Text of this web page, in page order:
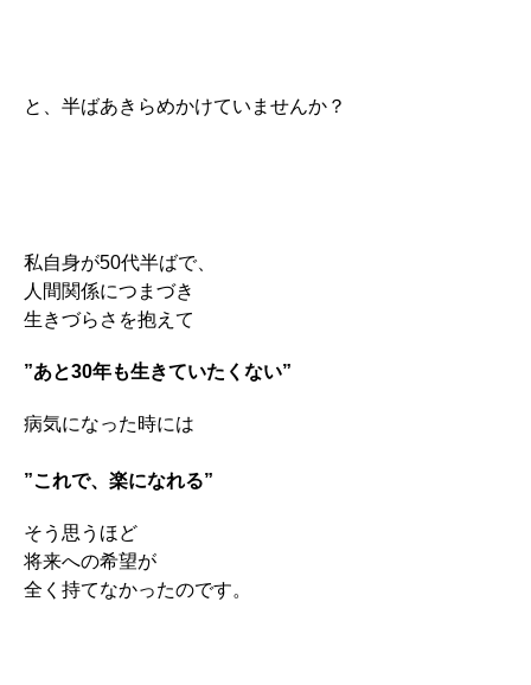
と、半ばあきらめかけていませんか？
私自身が50代半ばで、
人間関係につまづき
生きづらさを抱えて
”あと30年も生きていたくない”
病気になった時には
”これで、楽になれる”
そう思うほど
将来への希望が
全く持てなかったのです。